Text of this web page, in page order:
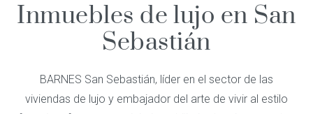
Inmuebles de lujo en San
Sebastián
BARNES San Sebastián, líder en el sector de las
viviendas de lujo y embajador del arte de vivir al estilo